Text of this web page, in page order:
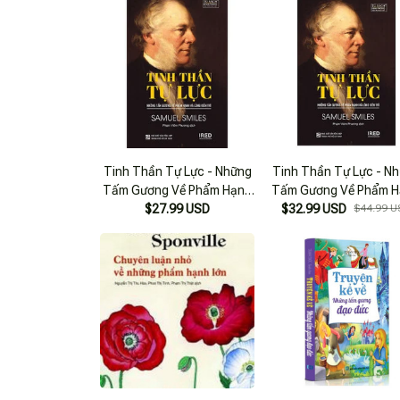
Tinh Thần Tự Lực - Những
Tấm Gương Về Phẩm Hạnh
Và Lòng Kiên Trì
$27.99 USD
Tinh Thần Tự Lực -
Tấm Gương Về Phẩm
Và Lòng Kiên Trì
$32.99 USD $44.99